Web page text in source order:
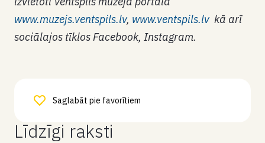
www.muzejs.ventspils.lv, www.ventspils.lvkā arī
sociālajos tīklos Facebook, Instagram.
Saglabāt pie favorītiem
Līdzīgi raksti